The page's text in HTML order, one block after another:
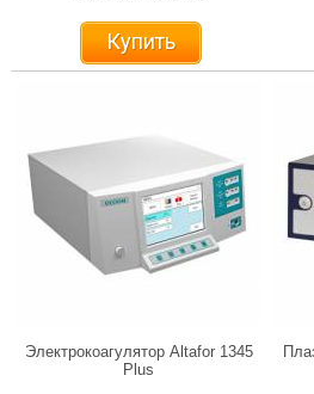
Купить
Электрокоагулятор Altafor 1345
Plus